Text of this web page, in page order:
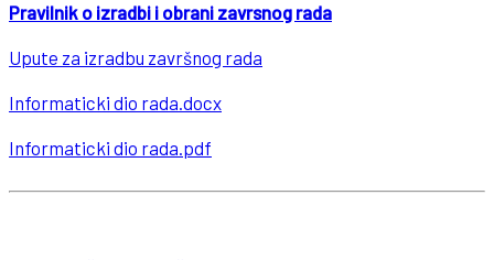
Pravilnik o izradbi i obrani zavrsnog rada
Upute za izradbu završnog rada
Informaticki dio rada.docx
Informaticki dio rada.pdf